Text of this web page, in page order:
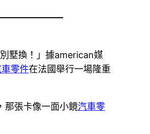
墅換！」據american媒
零件在法國舉行一場隆重
那張卡像一面小鏡汽車零